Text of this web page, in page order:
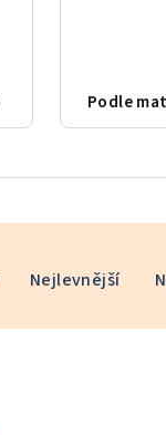
Podle
Nejlevnější